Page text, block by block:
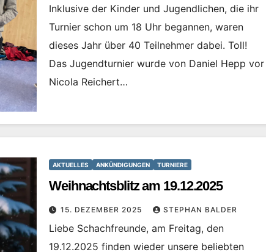
Inklusive der Kinder und Jugendlichen, die ihr
Turnier schon um 18 Uhr begannen, waren
dieses Jahr über 40 Teilnehmer dabei. Toll!
Das Jugendturnier wurde von Daniel Hepp vor
Nicola Reichert…
AKTUELLES ANKÜNDIGUNGEN TURNIERE
Weihnachtsblitz am 19.12.2025
15. DEZEMBER 2025 STEPHAN BALDER
Liebe Schachfreunde, am Freitag, den
19.12.2025 finden wieder unsere beliebten